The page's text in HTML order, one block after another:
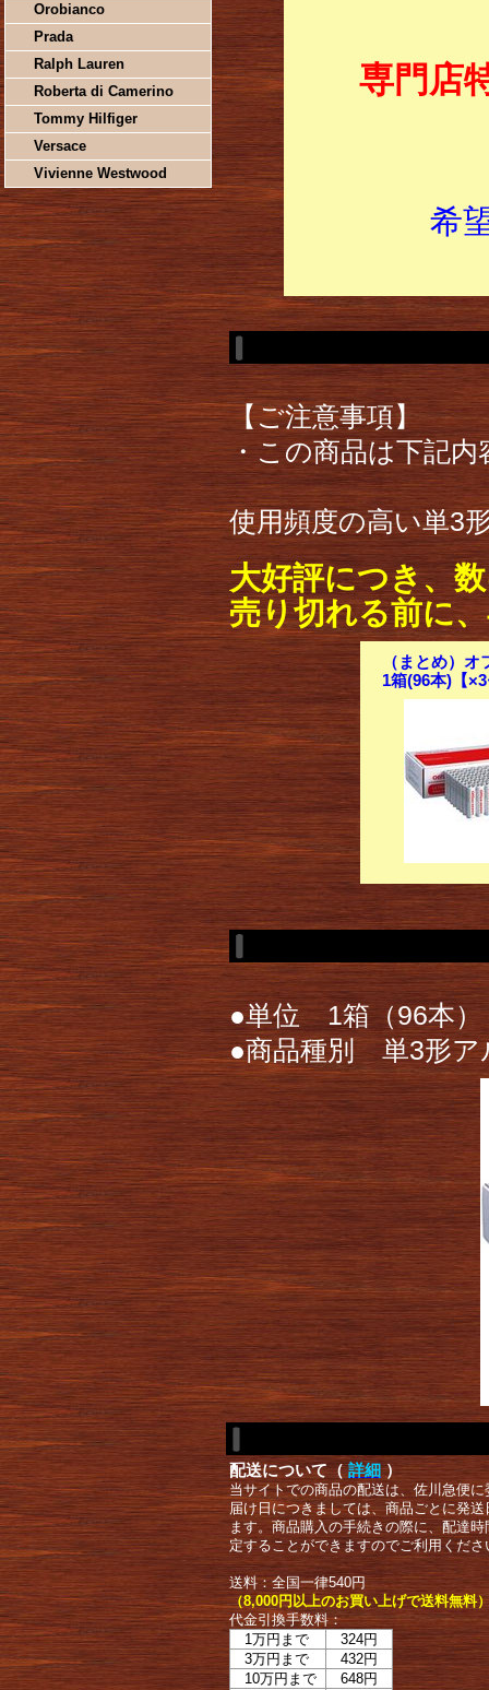
Orobianco
Prada
Ralph Lauren
Roberta di Camerino
Tommy Hilfiger
Versace
Vivienne Westwood
専門店
希
【ご注意事項】
・この商品は下記
使用頻度の高い単3
大好評につき、
売り切れる前に
（まとめ）
1箱(96本)【
●単位 1箱（96本）
●商品種別 単3形ア
配送について（ 詳細 ）
当サイトでの商品の配送は、佐川急便
届け日につきましては、商品ごとに発
ます。商品購入の手続きの際に、配達
定することができますのでご利用くださ
送料：全国一律540円
（8,000円以上のお買い上げで送料無料
代金引換手数料：
1万円まで
324円
3万円まで
432円
10万円まで
648円